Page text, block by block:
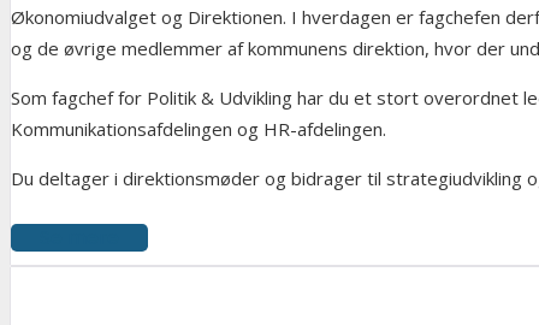
Økonomiudvalget og Direktionen. I hverdagen er fagchefen
og de øvrige medlemmer af kommunens direktion, hvor der
Som fagchef for Politik & Udvikling har du et stort overordnet
Kommunikationsafdelingen og HR-afdelingen.
Du deltager i direktionsmøder og bidrager til strategiudvikling